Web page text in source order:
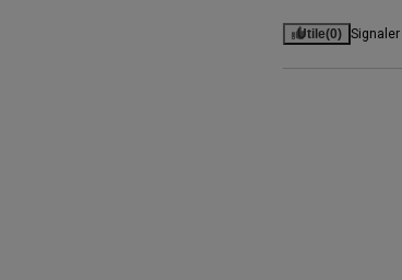
Utile(0) Signaler